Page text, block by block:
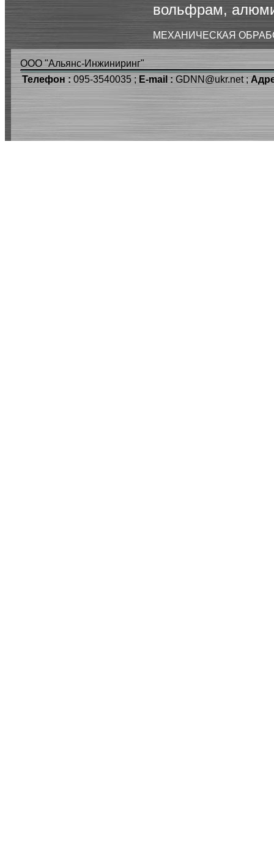
вольфрам,
МЕХАНИЧЕСКАЯ
ООО "Альянс-Инжиниринг"
Телефон : 095-3540035 ; E-mail : GDNN@ukr.net ;